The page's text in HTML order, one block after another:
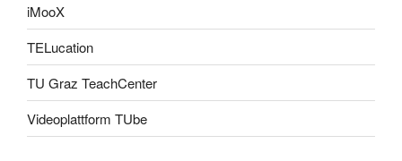
iMooX
TELucation
TU Graz TeachCenter
Videoplattform TUbe